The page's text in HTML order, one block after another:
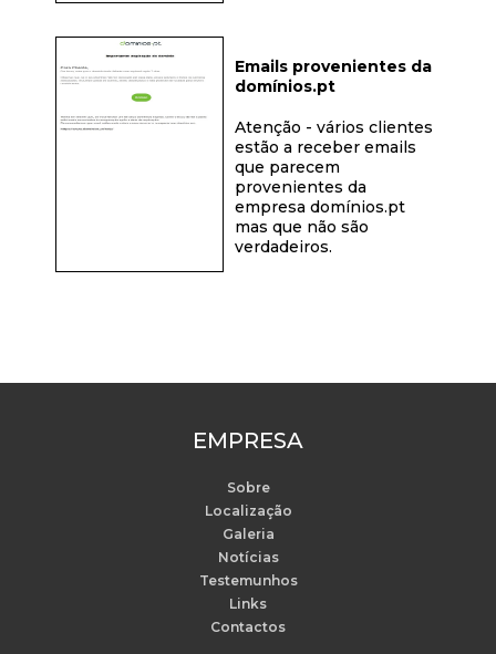
Emails provenientes da
domínios.pt
Atenção - vários clientes
estão a receber emails
que parecem
provenientes da
empresa domínios.pt
mas que não são
verdadeiros.
EMPRESA
Sobre
Localização
Galeria
Notícias
Testemunhos
Links
Contactos